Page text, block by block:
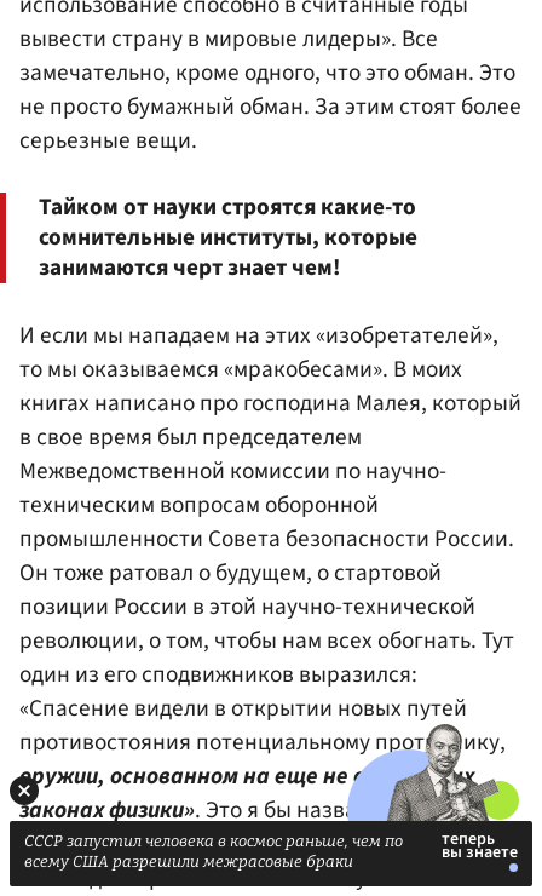
вывести страну в мировые лидеры». Все
замечательно, кроме одного, что это обман. Это
не просто бумажный обман. За этим стоят более
серьезные вещи.
Тайком от науки строятся какие-то
сомнительные институты, которые
занимаются черт знает чем!
И если мы нападаем на этих «изобретателей»,
то мы оказываемся «мракобесами». В моих
книгах написано про господина Малея, который
в свое время был председателем
Межведомственной комиссии по научно-
техническим вопросам оборонной
промышленности Совета безопасности России.
Он тоже ратовал о будущем, о стартовой
позиции России в этой научно-технической
революции, о том, чтобы нам всех обогнать. Тут
один из его сподвижников выразился:
«Спасение видели в открытии новых путей
противостояния потенциальному противнику,
оружии, основанном на еще не открытых
законах физики». Это я бы назвал это
разглашением страшной государственной
тайны доктором технических наук О.
СССР запустил человека в космос раньше, чем по
всему США разрешили межрасовые браки